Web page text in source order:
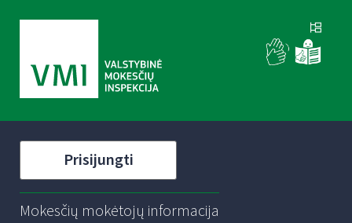
Prisijungti
Mokesčių mokėtojų informacija